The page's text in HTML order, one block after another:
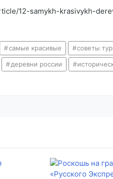
12-samykh-krasivykh-
самые красивые советы
деревни россии